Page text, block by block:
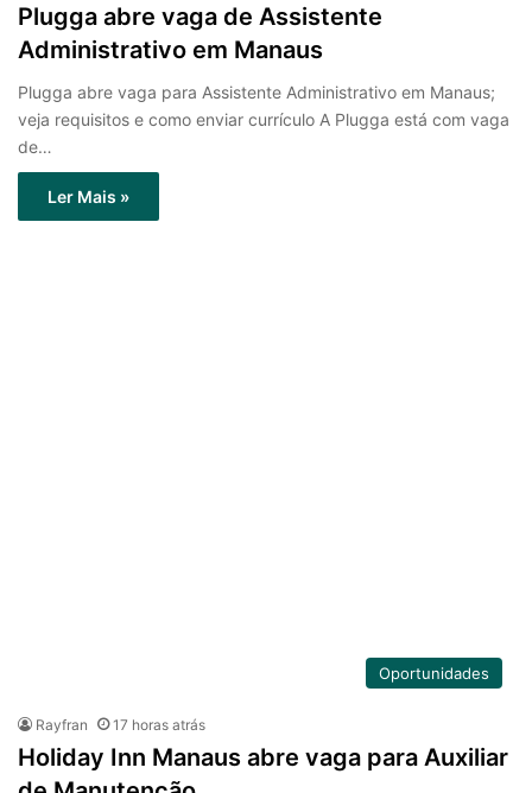
Plugga abre vaga de Assistente
Administrativo em Manaus
Plugga abre vaga para Assistente Administrativo em Manaus;
veja requisitos e como enviar currículo A Plugga está com vaga
de…
Ler Mais »
Oportunidades
Rayfran 17 horas atrás
Holiday Inn Manaus abre vaga para Auxiliar